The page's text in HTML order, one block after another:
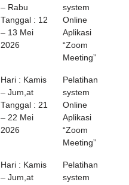
– Rabu
Tanggal : 12
– 13 Mei
2026
system
Online
Aplikasi
“Zoom
Meeting”
Hari : Kamis
– Jum,at
Tanggal : 21
– 22 Mei
2026
Pelatihan
system
Online
Aplikasi
“Zoom
Meeting”
Hari : Kamis
– Jum,at
Pelatihan
system